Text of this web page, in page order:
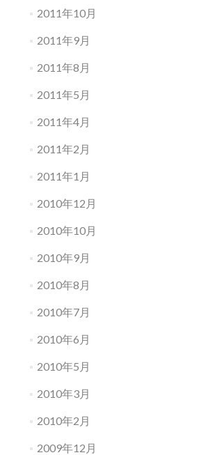
2011年10月
2011年9月
2011年8月
2011年5月
2011年4月
2011年2月
2011年1月
2010年12月
2010年10月
2010年9月
2010年8月
2010年7月
2010年6月
2010年5月
2010年3月
2010年2月
2009年12月